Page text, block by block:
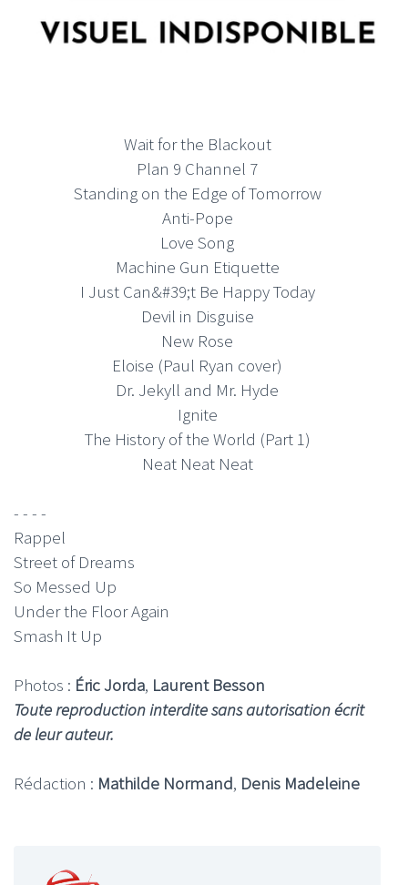
Wait for the Blackout
Plan 9 Channel 7
Standing on the Edge of Tomorrow
Anti-Pope
Love Song
Machine Gun Etiquette
I Just Can&#39;t Be Happy Today
Devil in Disguise
New Rose
Eloise (Paul Ryan cover)
Dr. Jekyll and Mr. Hyde
Ignite
The History of the World (Part 1)
Neat Neat Neat
- - - -
Rappel
Street of Dreams
So Messed Up
Under the Floor Again
Smash It Up
Photos : Éric Jorda, Laurent Besson
Toute reproduction interdite sans autorisation écrit
de leur auteur.
Rédaction : Mathilde Normand, Denis Madeleine